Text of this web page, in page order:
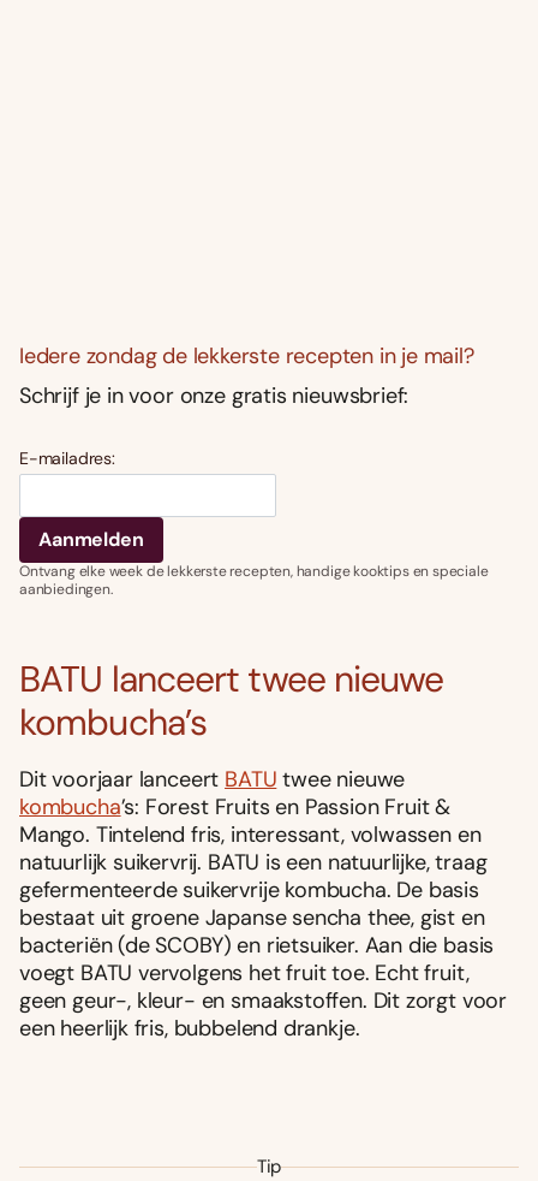
Iedere zondag de lekkerste recepten in je mail?
Schrijf je in voor onze gratis nieuwsbrief:
E-mailadres:
Ontvang elke week de lekkerste recepten, handige kooktips en speciale
aanbiedingen.
BATU lanceert twee nieuwe
kombucha’s
Dit voorjaar lanceert BATU twee nieuwe
kombucha’s: Forest Fruits en Passion Fruit &
Mango. Tintelend fris, interessant, volwassen en
natuurlijk suikervrij. BATU is een natuurlijke, traag
gefermenteerde suikervrije kombucha. De basis
bestaat uit groene Japanse sencha thee, gist en
bacteriën (de SCOBY) en rietsuiker. Aan die basis
voegt BATU vervolgens het fruit toe. Echt fruit,
geen geur-, kleur- en smaakstoffen. Dit zorgt voor
een heerlijk fris, bubbelend drankje.
Tip